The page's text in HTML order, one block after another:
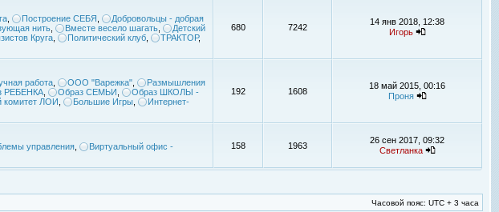
Построение СЕБЯ
Добровольцы - добрая
нить Вместе весело шагать
Детский
Круга Политический клуб ТРАКТОР,
680 7242
14 янв 2018, 12:38
Игорь
работа ООО "Варежка"
Размышления
РЕБЕНКА Образ СЕМЬИ
Образ ШКОЛЫ -
комитет ЛОИ Большие Игры
Интернет-
192 1608
18 май 2015, 00:16
Проня
управления
Виртуальный офис -
158 1963
26 сен 2017, 09:32
Светланка
Часовой пояс: UTC + 3 часа